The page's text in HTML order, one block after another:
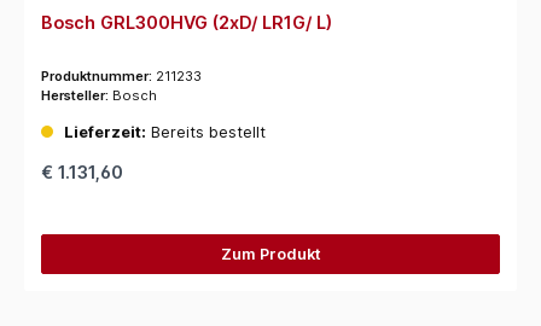
Bosch GRL300HVG (2xD/ LR1G/ L)
Produktnummer: 211233
Hersteller: Bosch
Lieferzeit: Bereits bestellt
€ 1.131,60
Zum Produkt